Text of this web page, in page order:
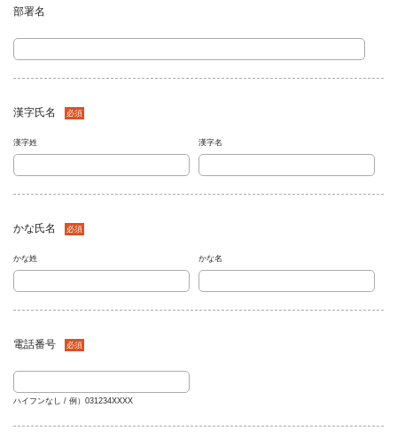
部署名
漢字氏名 必須
漢字姓 漢字名
かな氏名 必須
かな姓 かな名
電話番号 必須
ハイフンなし / 例）031234XXXX